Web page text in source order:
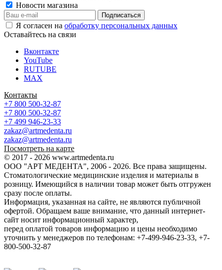
Новости магазина
Я согласен на обработку персональных данных
Оставайтесь на связи
Вконтакте
YouTube
RUTUBE
MAX
Контакты
+7 800 500-32-87
+7 800 500-32-87
+7 499 946-23-33
zakaz@artmedenta.ru
zakaz@artmedenta.ru
Посмотреть на карте
© 2017 - 2026 www.artmedenta.ru
ООО "АРТ МЕДЕНТА", 2006 - 2026. Все права защищены.
Стоматологические медицинские изделия и материалы в
розницу. Имеющийся в наличии товар может быть отгружен
сразу после оплаты.
Информация, указанная на сайте, не являются публичной
офертой. Обращаем ваше внимание, что данный интернет-
сайт носит информационный характер,
перед оплатой товаров информацию и цены необходимо
уточнить у менеджеров по телефонам: +7-499-946-23-33, +7-
800-500-32-87